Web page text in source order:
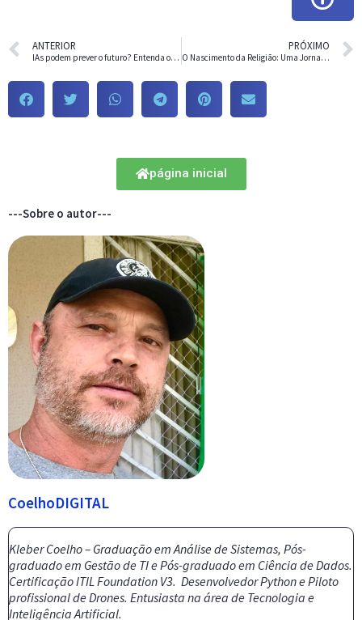
ANTERIOR
IAs podem prever o futuro? Entenda o que é inteligência artificial preditiva
PRÓXIMO
O Nascimento da Religião: Uma Jornada pelas Origens da Fé Humana
página inicial
---Sobre o autor---
CoelhoDIGITAL
Kleber Coelho – Graduação em Análise de Sistemas, Pós-
graduado em Gestão de TI e Pós-graduado em Ciência de Dados.
Certificação ITIL Foundation V3. Desenvolvedor Python e Piloto
profissional de Drones. Entusiasta na área de Tecnologia e
Inteligência Artificial.